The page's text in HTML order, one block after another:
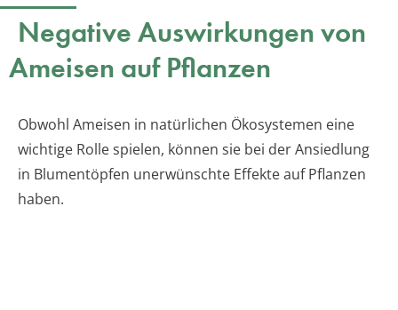
Negative Auswirkungen von
Ameisen auf Pflanzen
Obwohl Ameisen in natürlichen Ökosystemen eine
wichtige Rolle spielen, können sie bei der Ansiedlung
in Blumentöpfen unerwünschte Effekte auf Pflanzen
haben.